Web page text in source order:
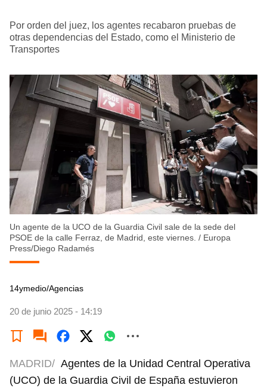
Por orden del juez, los agentes recabaron pruebas de
otras dependencias del Estado, como el Ministerio de
Transportes
Un agente de la UCO de la Guardia Civil sale de la sede del
PSOE de la calle Ferraz, de Madrid, este viernes. / Europa
Press/Diego Radamés
14ymedio/Agencias
20 de junio 2025 - 14:19
MADRID/ Agentes de la Unidad Central Operativa
(UCO) de la Guardia Civil de España estuvieron